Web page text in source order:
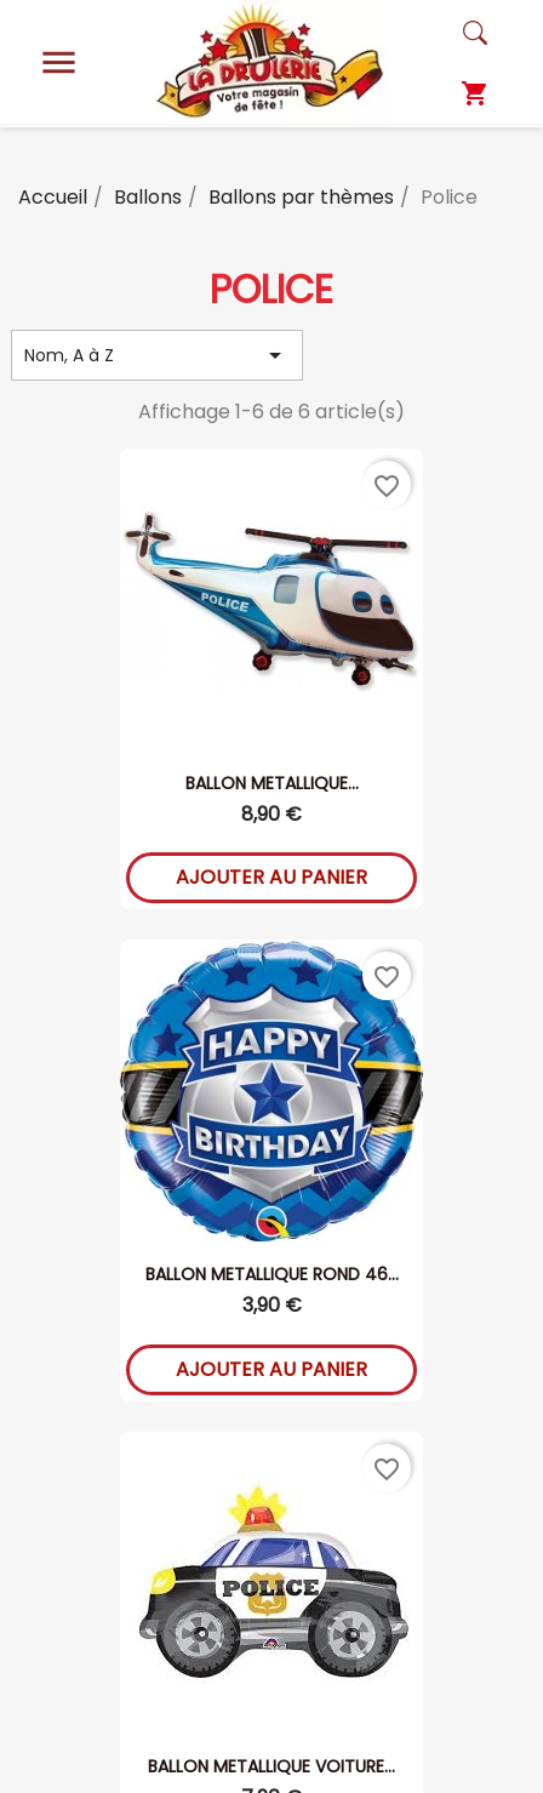

shopping_cart
Accueil Ballons Ballons par thèmes Police
POLICE
Nom, A à Z 
Affichage 1-6 de 6 article(s)
BALLON METALLIQUE...
8,90 €
AJOUTER AU PANIER
favorite_border
BALLON METALLIQUE ROND 46...
3,90 €
AJOUTER AU PANIER
favorite_border
BALLON METALLIQUE VOITURE...
favorite_border